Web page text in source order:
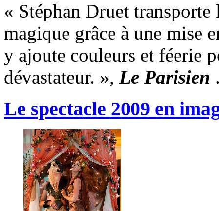
« Stéphan Druet
magique grâce à une mise
y ajoute couleurs et féerie
dévastateur. », Le Parisien
Le spectacle 2009 en